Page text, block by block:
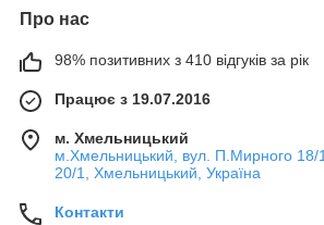
Про нас
98% позитивних з 410 відгуків за рік
Працює з 19.07.2016
м. Хмельницький
м.Хмельницький, вул. П.Мирного 18/
20/1, Хмельницький, Україна
Контакти